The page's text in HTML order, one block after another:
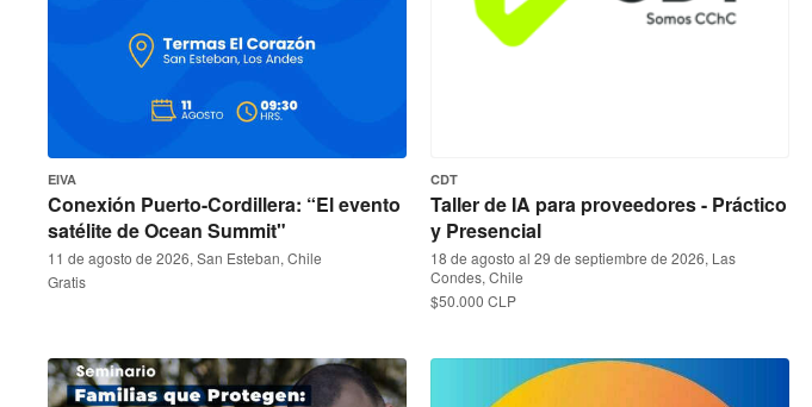
EIVA
Conexión Puerto-Cordillera: “El evento
satélite de Ocean Summit"
11 de agosto de 2026, San Esteban, Chile
Gratis
CDT
Taller de IA para proveedores - Práctico
y Presencial
18 de agosto al 29 de septiembre de 2026, Las
Condes, Chile
$50.000 CLP